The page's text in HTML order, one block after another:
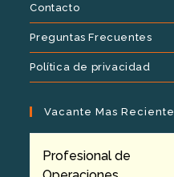
Contacto
Preguntas Frecuentes
Política de privacidad
Vacante Mas Reciente
Profesional de